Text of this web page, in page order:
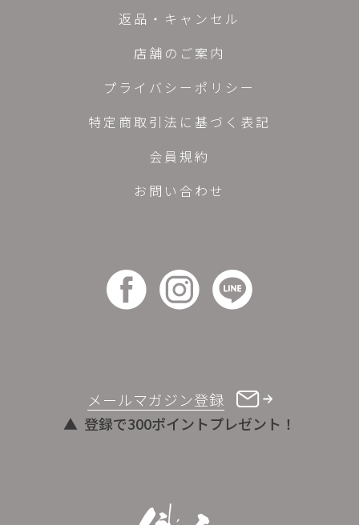
メールマガジン登録
登録で300ポイントプレゼント！
返品・キャンセル
店舗のご案内
プライバシーポリシー
特定商取引法に基づく表記
会員規約
お問い合わせ